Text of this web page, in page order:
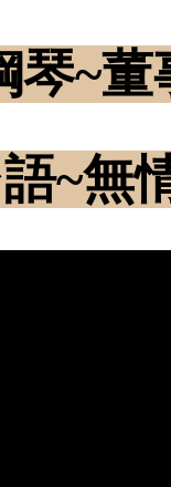
琴~
~無